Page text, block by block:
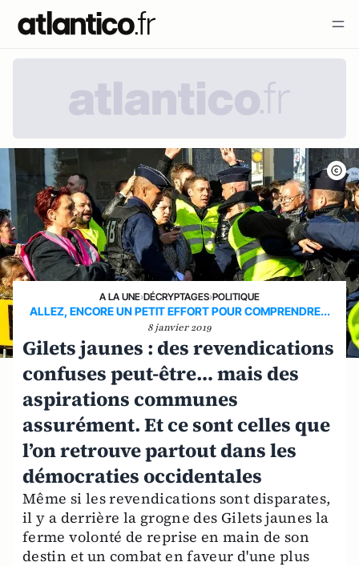
A LA UNE›DÉCRYPTAGES›POLITIQUE
ALLEZ, ENCORE UN PETIT EFFORT POUR COMPRENDRE...
8 janvier 2019
Gilets jaunes : des revendications
confuses peut-être… mais des
aspirations communes
assurément. Et ce sont celles que
l’on retrouve partout dans les
démocraties occidentales
Même si les revendications sont disparates,
il y a derrière la grogne des Gilets jaunes la
ferme volonté de reprise en main de son
destin et un combat en faveur d'une plus